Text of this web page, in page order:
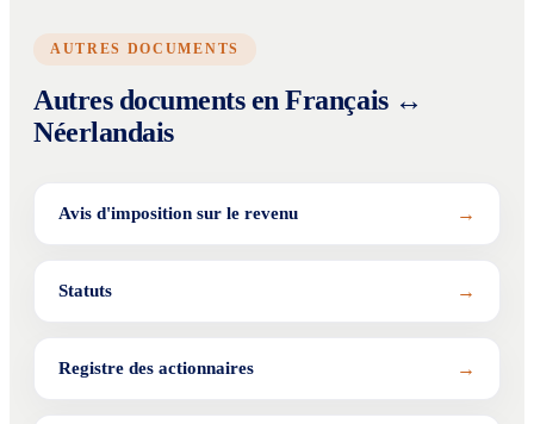
AUTRES DOCUMENTS
Autres documents en Français ↔
Néerlandais
Avis d'imposition sur le revenu →
Statuts →
Registre des actionnaires →